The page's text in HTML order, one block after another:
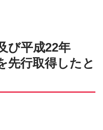
び平成22年
先行取得したと